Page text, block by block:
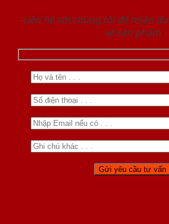
Liên hệ với chúng tôi để nhận
về sản phẩm